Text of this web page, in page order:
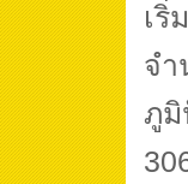
เริ่
จำ
ภูมิ